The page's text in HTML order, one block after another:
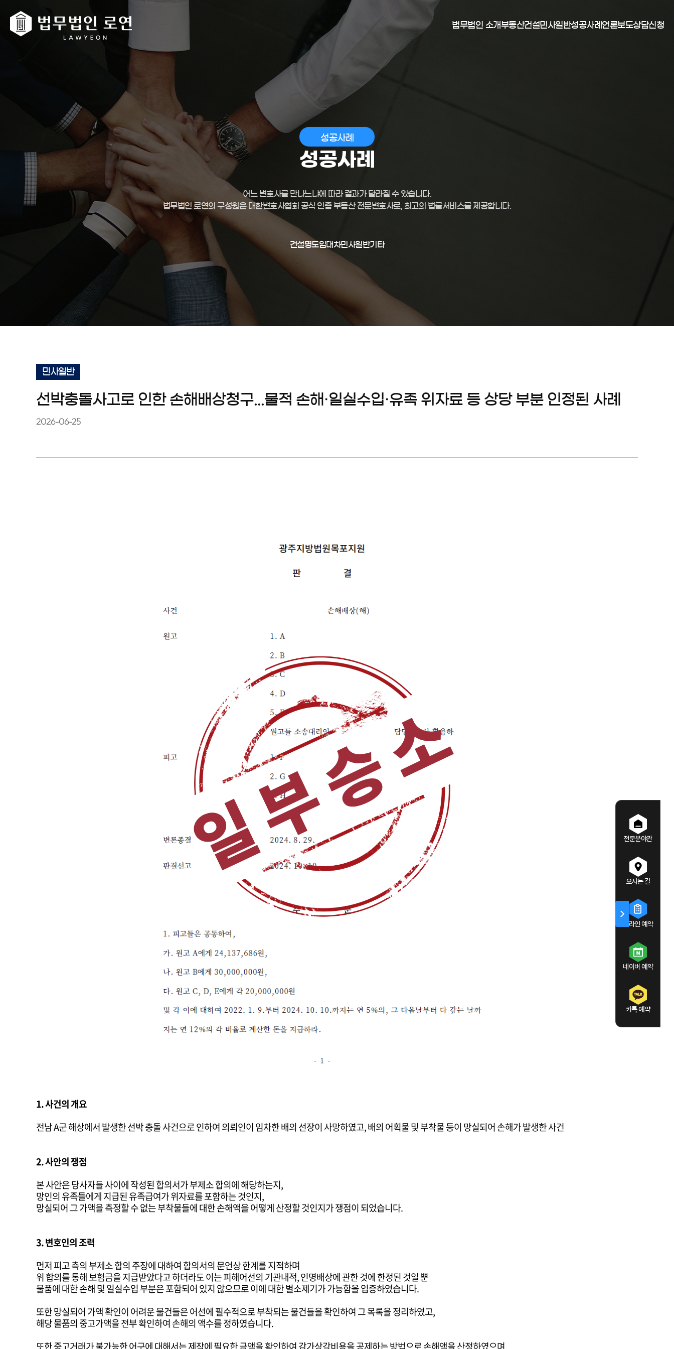
법무법인 소개부동산건설민사일반성공사례 언론보도상담신청
전문분야관
오시는 길
온라인 예약
네이버 예약
카톡 예약
성공사례
성공사례
어느 변호사를 만나느냐에 따라 결과가 달라질 수 있습니다.
법무법인 로연의 구성원은 대한변호사협회 공식 인증 부동산 전문변호사로, 최고의 법률서비스를 제공합니다.
건설명도임대차민사일반기타
민사일반
선박충돌사고로 인한 손해배상청구...물적 손해·일실수입·유족 위자료 등 상당 부분 인정된 사례
2026-06-25
1. 사건의 개요
전남 A군 해상에서 발생한 선박 충돌 사건으로 인하여 의뢰인이 임차한 배의 선장이 사망하였고, 배의 어획물 및 부착물 등이 망실되어 손해가 발생한 사건
2. 사안의 쟁점
본 사안은 당사자들 사이에 작성된 합의서가 부제소 합의에 해당하는지,
망인의 유족들에게 지급된 유족급여가 위자료를 포함하는 것인지,
망실되어 그 가액을 측정할 수 없는 부착물들에 대한 손해액을 어떻게 산정할 것인지가 쟁점이 되었습니다.
3. 변호인의 조력
먼저 피고 측의 부제소 합의 주장에 대하여 합의서의 문언상 한계를 지적하며
위 합의를 통해 보험금을 지급받았다고 하더라도 이는 피해어선의 기관내적, 인명배상에 관한 것에 한정된 것일 뿐
물품에 대한 손해 및 일실수입 부분은 포함되어 있지 않으므로 이에 대한 별소제기가 가능함을 입증하였습니다.
또한 망실되어 가액 확인이 어려운 물건들은 어선에 필수적으로 부착되는 물건들을 확인하여 그 목록을 정리하였고,
해당 물품의 중고가액을 전부 확인하여 손해의 액수를 정하였습니다.
또한 중고거래가 불가능한 어구에 대해서는 제작에 필요한 금액을 확인하여 감가상각비용을 공제하는 방법으로 손해액을 산정하였으며,